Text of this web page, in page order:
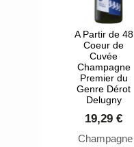
son élégance.
Le
Champagne
Dérot-Delugny
Brut Milieu
naturel peut
très bien se
marier avec
A Partir de 48
Coeur de
Cuvée
Champagne
Premier du
Genre Dérot
Delugny
19,29 €
Champagne